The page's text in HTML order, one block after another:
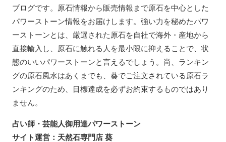
ブログです。原石情報から販売情報まで原石を中心とした
パワーストーン情報をお届けします。強い力を秘めたパワ
ーストーンとは、厳選された原石を自社で海外・産地から
直接輸入し、原石に触れる人を最小限に抑えることで、状
態のいいパワーストーンと言えるでしょう。尚、ランキン
グの原石風水はあくまでも、葵でご注文されている原石ラ
ンキングのため、目標達成を必ずお約束するものではあり
ません。
占い師・芸能人御用達パワーストーン
サイト運営：天然石専門店 葵